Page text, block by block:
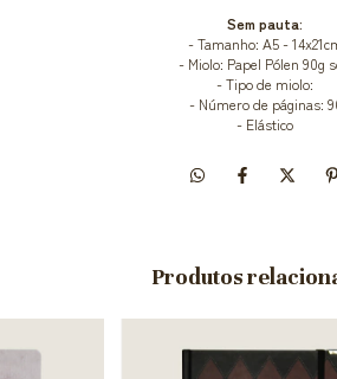
Sem pauta:
- Tamanho: A5 -
- Miolo: Papel Pólen 90g
- Tipo de miolo:
- Número de páginas:
- Elástico
Produtos